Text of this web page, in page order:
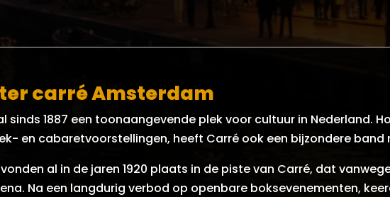
carré Amsterdam
sinds 1887 een toonaangevende plek voor cultuur in Nederland.
en cabaretvoorstellingen, heeft Carré ook een bijzondere band
al in de jaren 1920 plaats in de piste van Carré, dat
Na een langdurig verbod op openbare boksevenementen,